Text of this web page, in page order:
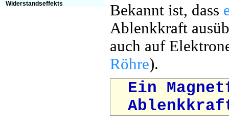
Widerstandseffekts
Bekannt ist, dass
Ablenkkraft
auch auf
Röhre).
Ein